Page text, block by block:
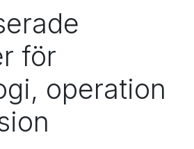
för
operation